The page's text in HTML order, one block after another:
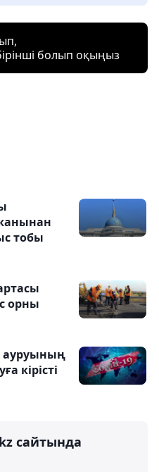
болып оқыңыз
тобы
орны
ауруының
кірісті
сайтында